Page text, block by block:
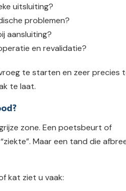
uitsluiting?
problemen?
aansluiting?
en revalidatie?
te starten en zeer precies
te laat.
zone. Een poetsbeurt of
Maar een tand die
kat ziet u vaak: